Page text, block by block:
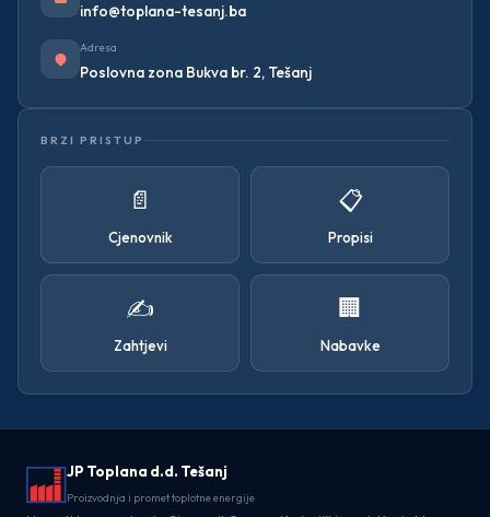
info@toplana-tesanj.ba
Adresa
Poslovna zona Bukva br. 2, Tešanj
BRZI PRISTUP
📄
Cjenovnik
📋
Propisi
✍️
Zahtjevi
🏢
Nabavke
JP Toplana d.d. Tešanj
Proizvodnja i promet toplotne energije